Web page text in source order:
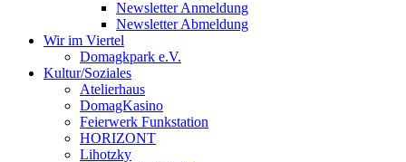
Newsletter Anmeldung
Newsletter Abmeldung
Wir im Viertel
Domagkpark e.V.
Kultur/Soziales
Atelierhaus
DomagKasino
Feierwerk Funkstation
HORIZONT
Lihotzky